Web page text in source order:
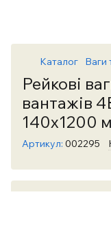
Каталог Ваги
Рейкові
вантажів
140х1200
Артикул: 002295